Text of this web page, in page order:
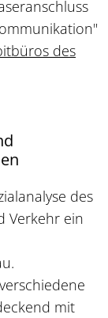
des
des
Verkehr ein
mit